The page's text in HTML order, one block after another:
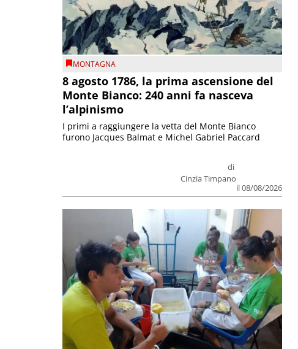
MONTAGNA
8 agosto 1786, la prima ascensione del
Monte Bianco: 240 anni fa nasceva
l’alpinismo
di
Cinzia Timpano
il 08/08/2026
I primi a raggiungere la vetta del Monte Bianco
furono Jacques Balmat e Michel Gabriel Paccard